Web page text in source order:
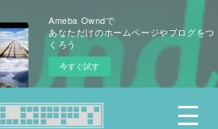
Ameba Owndで
あなただけのホームページやブログをつ
くろう
今すぐ試す